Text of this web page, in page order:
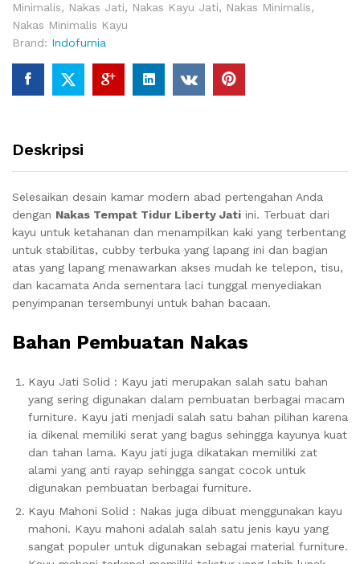
Minimalis, Nakas Jati, Nakas Kayu Jati, Nakas Minimalis,
Nakas Minimalis Kayu
Brand: Indofurnia
Deskripsi
Selesaikan desain kamar modern abad pertengahan Anda
dengan Nakas Tempat Tidur Liberty Jati ini. Terbuat dari
kayu untuk ketahanan dan menampilkan kaki yang terbentang
untuk stabilitas, cubby terbuka yang lapang ini dan bagian
atas yang lapang menawarkan akses mudah ke telepon, tisu,
dan kacamata Anda sementara laci tunggal menyediakan
penyimpanan tersembunyi untuk bahan bacaan.
Bahan Pembuatan Nakas
Kayu Jati Solid : Kayu jati merupakan salah satu bahan
yang sering digunakan dalam pembuatan berbagai macam
furniture. Kayu jati menjadi salah satu bahan pilihan karena
ia dikenal memiliki serat yang bagus sehingga kayunya kuat
dan tahan lama. Kayu jati juga dikatakan memiliki zat
alami yang anti rayap sehingga sangat cocok untuk
digunakan pembuatan berbagai furniture.
Kayu Mahoni Solid : Nakas juga dibuat menggunakan kayu
mahoni. Kayu mahoni adalah salah satu jenis kayu yang
sangat populer untuk digunakan sebagai material furniture.